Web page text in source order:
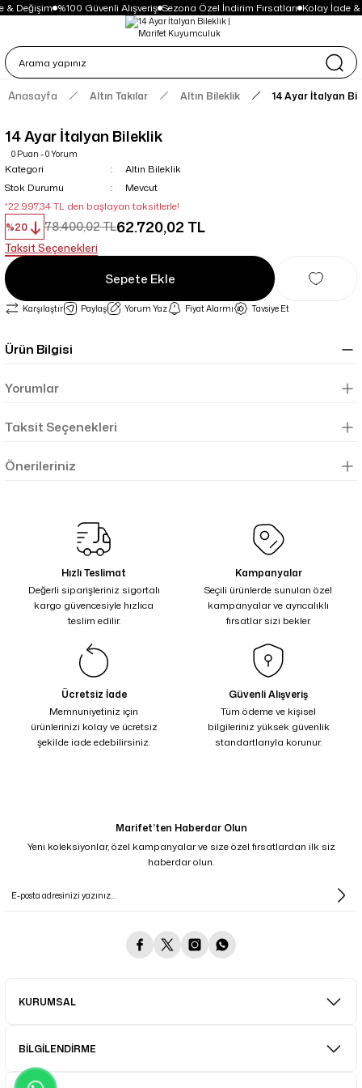
& Değişim %100 Güvenli Alışveriş Sezona Özel İndirim Fırsatları Kolay İade &
Anasayfa Altın Takılar Altın Bileklik 14 Ayar İtalyan
14 Ayar İtalyan Bileklik
0 Puan - 0 Yorum
Kategori
Altın Bileklik
Stok Durumu
Mevcut
*22.997,34 TL den başlayan taksitlerle!
%20
78.400,02 TL62.720,02 TL
Taksit Seçenekleri
Sepete Ekle
Karşılaştır Paylaş Yorum Yaz Fiyat Alarmı Tavsiye Et
Ürün Bilgisi
Yorumlar
Taksit Seçenekleri
Önerileriniz
Hızlı Teslimat
Değerli siparişleriniz sigortalı
kargo güvencesiyle hızlıca
teslim edilir.
Kampanyalar
Seçili ürünlerde sunulan özel
kampanyalar ve ayrıcalıklı
fırsatlar sizi bekler.
Ücretsiz İade
Memnuniyetiniz için
ürünlerinizi kolay ve ücretsiz
şekilde iade edebilirsiniz.
Güvenli Alışveriş
Tüm ödeme ve kişisel
bilgileriniz yüksek güvenlik
standartlarıyla korunur.
Marifet’ten Haberdar Olun
Yeni koleksiyonlar, özel kampanyalar ve size özel fırsatlardan ilk siz
haberdar olun.
KURUMSAL
BİLGİLENDİRME